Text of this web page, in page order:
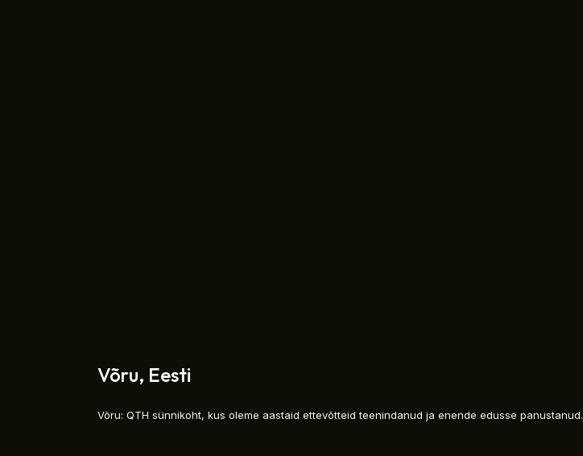
Võru, Eesti
Võru: QTH sünnikoht, kus oleme aastaid ettevõtteid teenindanud ja enende edusse panustanud.